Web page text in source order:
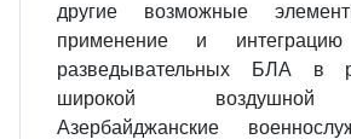
другие воз­можные
применение и
разведыва­тельных БЛА в
широкой воздушной
Азербайджанские